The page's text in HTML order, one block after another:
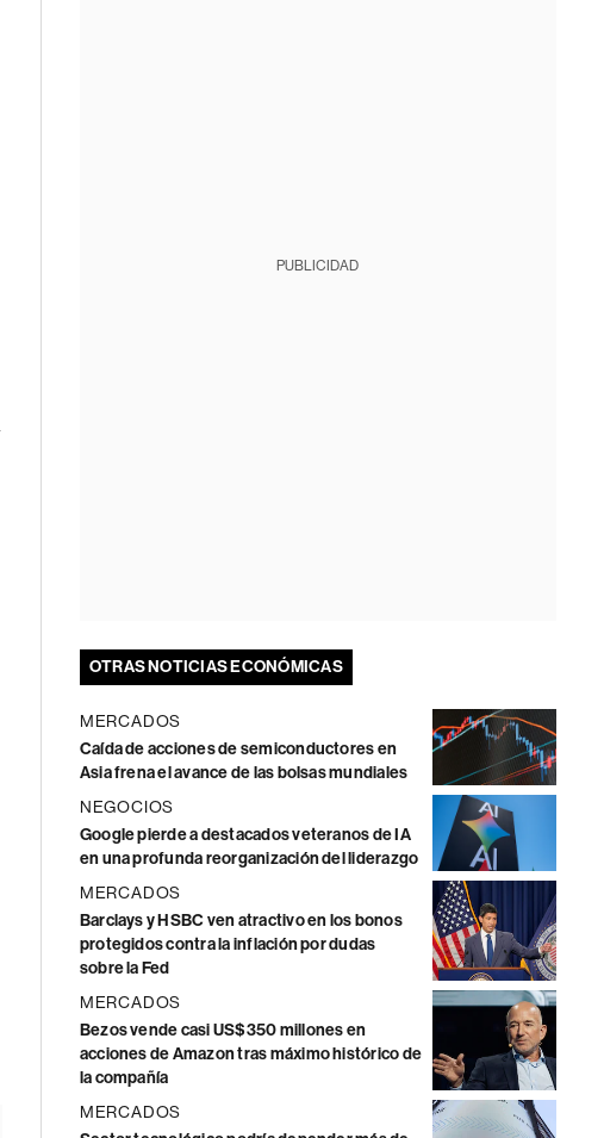
PUBLICIDAD
OTRAS NOTICIAS ECONÓMICAS
MERCADOS
Caída de acciones de semiconductores en
Asia frena el avance de las bolsas mundiales
NEGOCIOS
Google pierde a destacados veteranos de IA
en una profunda reorganización del liderazgo
MERCADOS
Barclays y HSBC ven atractivo en los bonos
protegidos contra la inflación por dudas
sobre la Fed
MERCADOS
Bezos vende casi US$350 millones en
acciones de Amazon tras máximo histórico de
la compañía
MERCADOS